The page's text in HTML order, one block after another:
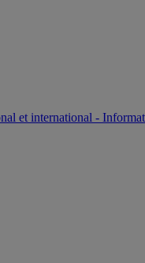
et international -